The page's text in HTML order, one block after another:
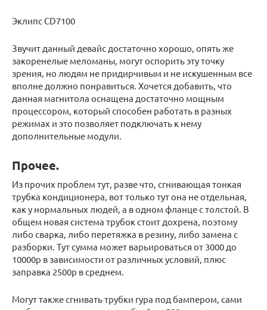
Эклипс CD7100
Звучит данный девайс достаточно хорошо, опять же
закоренелые меломаны, могут оспорить эту точку
зрения, но людям не придирчивым и не искушенным все
вполне должно понравиться. Хочется добавить, что
данная магнитола оснащена достаточно мощным
процессором, который способен работать в разных
режимах и это позволяет подключать к нему
дополнительные модули.
Прочее.
Из прочих проблем тут, разве что, сгнивающая тонкая
трубка кондиционера, вот только тут она не отдельная,
как у нормальных людей, а в одном фланце с толстой. В
общем новая система трубок стоит дохрена, поэтому
либо сварка, либо перетяжка в резину, либо замена с
разборки. Тут сумма может варьироваться от 3000 до
10000р в зависимости от различных условий, плюс
заправка 2500р в среднем.
Могут также сгнивать трубки гура под бампером, сами